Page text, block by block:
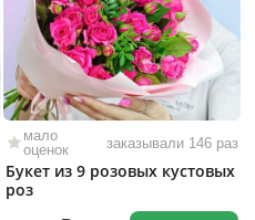
мало
оценок
заказывали 146 раз
Букет из 9 розовых кустовых
роз